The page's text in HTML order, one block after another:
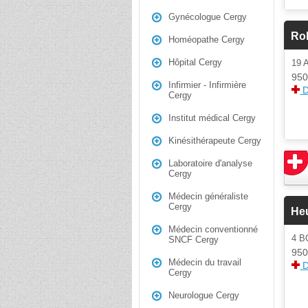
Gynécologue Cergy
Homéopathe Cergy
Hôpital Cergy
Infirmier - Infirmière
Cergy
Institut médical Cergy
Kinésithérapeute Cergy
Laboratoire d'analyse
Cergy
Médecin généraliste
Cergy
Médecin conventionné
SNCF Cergy
Médecin du travail
Cergy
Neurologue Cergy
19
4